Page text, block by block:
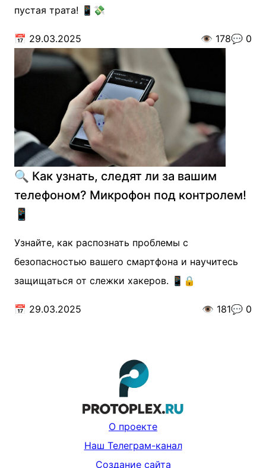
пустая трата! 📱💸
📅 29.03.2025 👁️ 178💬 0
🔍 Как узнать, следят ли за вашим
телефоном? Микрофон под контролем!
📱
Узнайте, как распознать проблемы с
безопасностью вашего смартфона и научитесь
защищаться от слежки хакеров. 📱🔒
📅 29.03.2025 👁️ 181💬 0
О проекте
Наш Телеграм-канал
Создание сайта